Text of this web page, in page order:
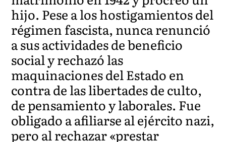
hijo. Pese a los hostigamientos del
régimen fascista, nunca renunció
a sus actividades de beneficio
social y rechazó las
maquinaciones del Estado en
contra de las libertades de culto,
de pensamiento y laborales. Fue
obligado a afiliarse al ejército nazi,
pero al rechazar «prestar